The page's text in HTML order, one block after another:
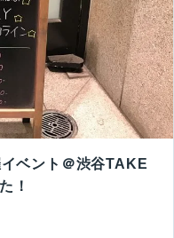
ベント＠渋谷TAKE
！